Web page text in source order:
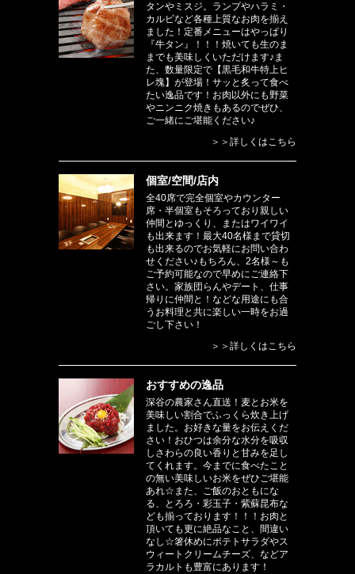
タンやミスジ。ランプやハラミ・
カルビなど各種上質なお肉を揃え
ました！定番メニューはやっぱり
『牛タン』！！！焼いても生のま
までも美味しくいただけます♪ま
た、数量限定で【黒毛和牛特上ヒ
レ塊】が登場！サッと炙って食べ
たい逸品です！お肉以外にも野菜
やニンニク焼きもあるのでぜひ、
ご一緒にご堪能ください♪
＞＞詳しくはこちら
個室/空間/店内
全40席で完全個室やカウンター
席・半個室もそろっており親しい
仲間とゆっくり、またはワイワイ
も出来ます！最大40名様まで貸切
も出来るのでお気軽にお問い合わ
せください♪もちろん、2名様～も
ご予約可能なので早めにご連絡下
さい。家族団らんやデート、仕事
帰りに仲間と！などな用途にも合
うお料理と共に楽しい一時をお過
ごし下さい！
＞＞詳しくはこちら
おすすめの逸品
深谷の農家さん直送！麦とお米を
美味しい割合でふっくら炊き上げ
ました。お好きな量をお伝えくだ
さい！おひつは余分な水分を吸収
しさわらの良い香りと甘みを足し
てくれます。今までに食べたこと
の無い美味しいお米をぜひご堪能
あれ☆また、ご飯のおともにな
る、とろろ・彩玉子・紫蘇昆布な
ども揃っております！！！お肉と
頂いても更に絶品なこと、間違い
なし☆箸休めにポテトサラダやス
ウィートクリームチーズ、などア
ラカルトも豊富にあります！